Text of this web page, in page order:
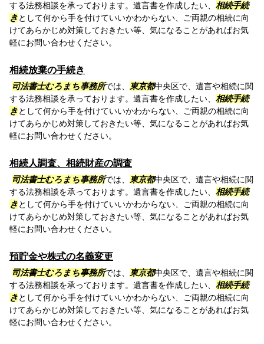
する法務相談を承っております。遺言書を作成したい、 相続手続
きとして何から手を付けていいかわからない、ご両親の相続に向
けてあらかじめ対策しておきたい等、気になることがあればお気
軽にお問い合わせください。
相続放棄の手続き
司法書士むろまち事務所では、 東京都中央区で、遺言や相続に関
する法務相談を承っております。遺言書を作成したい、 相続手続
きとして何から手を付けていいかわからない、ご両親の相続に向
けてあらかじめ対策しておきたい等、気になることがあればお気
軽にお問い合わせください。
相続人調査、相続財産の調査
司法書士むろまち事務所では、 東京都中央区で、遺言や相続に関
する法務相談を承っております。遺言書を作成したい、 相続手続
きとして何から手を付けていいかわからない、ご両親の相続に向
けてあらかじめ対策しておきたい等、気になることがあればお気
軽にお問い合わせください。
預貯金や株式の名義変更
司法書士むろまち事務所では、 東京都中央区で、遺言や相続に関
する法務相談を承っております。遺言書を作成したい、 相続手続
きとして何から手を付けていいかわからない、ご両親の相続に向
けてあらかじめ対策しておきたい等、気になることがあればお気
軽にお問い合わせください。